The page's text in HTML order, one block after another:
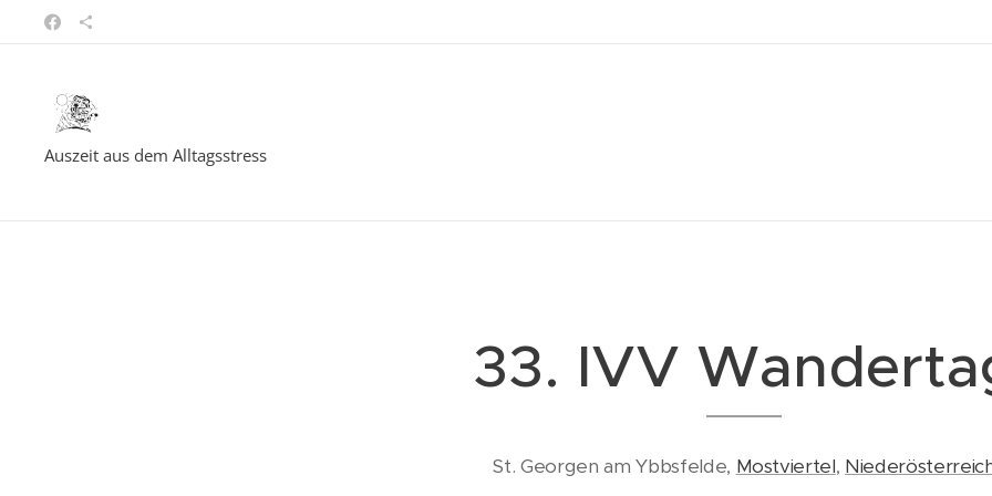
Auszeit aus dem Alltagsstress
33. IVV
St. Georgen am Ybbsfelde, Mostviertel,